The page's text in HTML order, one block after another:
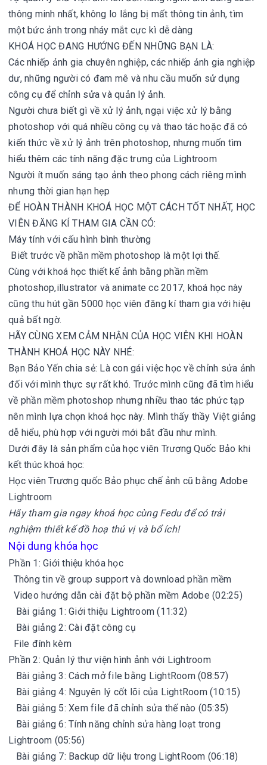
thông minh nhất, không lo lắng bị mất thông tin ảnh, tìm
một bức ảnh trong nháy mắt cực kì dễ dàng
KHOÁ HỌC ĐANG HƯỚNG ĐẾN NHỮNG BẠN LÀ:
Các nhiếp ảnh gia chuyên nghiệp, các nhiếp ảnh gia nghiệp
dư, những người có đam mê và nhu cầu muốn sử dụng
công cụ để chỉnh sửa và quản lý ảnh.
Người chưa biết gì về xử lý ảnh, ngại việc xử lý bằng
photoshop với quá nhiều công cụ và thao tác hoặc đã có
kiến thức về xử lý ảnh trên photoshop, nhưng muốn tìm
hiểu thêm các tính năng đặc trưng của Lightroom
Người ít muốn sáng tạo ảnh theo phong cách riêng mình
nhưng thời gian hạn hẹp
ĐỂ HOÀN THÀNH KHOÁ HỌC MỘT CÁCH TỐT NHẤT, HỌC
VIÊN ĐĂNG KÍ THAM GIA CẦN CÓ:
Máy tính với cấu hình bình thường
Biết trước về phần mềm photoshop là một lợi thế.
Cùng với khoá học thiết kế ảnh bằng phần mềm
photoshop,illustrator và animate cc 2017, khoá học này
cũng thu hút gần 5000 học viên đăng kí tham gia với hiệu
quả bất ngờ.
HÃY CÙNG XEM CẢM NHẬN CỦA HỌC VIÊN KHI HOÀN
THÀNH KHOÁ HỌC NÀY NHÉ:
Bạn Bảo Yến chia sẻ: Là con gái việc học về chỉnh sửa ảnh
đối với mình thực sự rất khó. Trước mình cũng đã tìm hiểu
về phần mềm photoshop nhưng nhiều thao tác phức tạp
nên mình lựa chọn khoá học này. Mình thấy thầy Việt giảng
dễ hiểu, phù hợp với người mới bắt đầu như mình.
Dưới đây là sản phẩm của học viên Trương Quốc Bảo khi
kết thúc khoá học:
Học viên Trương quốc Bảo phục chế ảnh cũ bằng Adobe
Lightroom
Hãy tham gia ngay khoá học cùng Fedu để có trải
nghiệm thiết kế đồ hoạ thú vị và bổ ích!
Nội dung khóa học
Phần 1: Giới thiệu khóa học
Thông tin về group support và download phần mềm
Video hướng dẫn cài đặt bộ phần mềm Adobe (02:25)
Bài giảng 1: Giới thiệu Lightroom (11:32)
Bài giảng 2: Cài đặt công cụ
File đính kèm
Phần 2: Quản lý thư viện hình ảnh với Lightroom
Bài giảng 3: Cách mở file bằng LightRoom (08:57)
Bài giảng 4: Nguyên lý cốt lõi của LightRoom (10:15)
Bài giảng 5: Xem file đã chỉnh sửa thế nào (05:35)
Bài giảng 6: Tính năng chỉnh sửa hàng loạt trong
Lightroom (05:56)
Bài giảng 7: Backup dữ liệu trong LightRoom (06:18)